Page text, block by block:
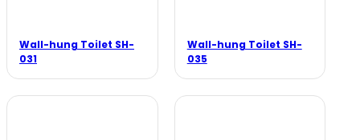
Wall-hung Toilet SH-
031
Wall-hung Toilet SH-
035